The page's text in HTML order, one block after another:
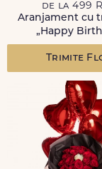
de la 499
Aranjament cu
„Happy
Trimite